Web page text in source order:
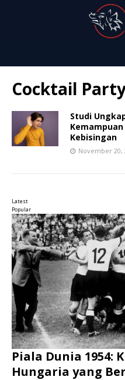
Cocktail
Studi
Kebisingan
November 20,
Latest
Popular
Piala Dunia 1954:
Hungaria yang